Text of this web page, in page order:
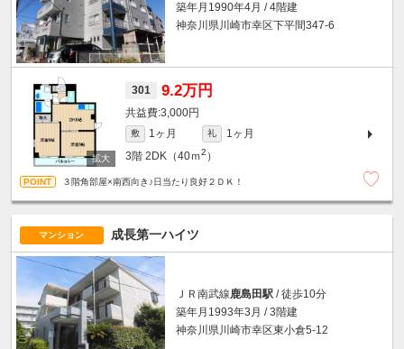
築年月1990年4月 / 4階建
神奈川県川崎市幸区下平間347-6
301 9.2万円
3,000円
敷 1ヶ月 礼
1ヶ月
3階 2DK（40ｍ2 ）
３階角部屋×南西向き♪日当たり良好２ＤＫ！
マンション 成長第一ハイツ
ＪＲ南武線鹿島田駅 / 徒歩10分
築年月1993年3月 / 3階建
神奈川県川崎市幸区東小倉5-12